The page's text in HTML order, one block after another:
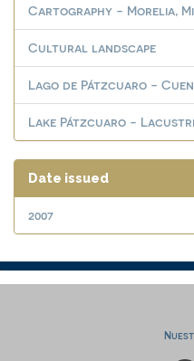
Cartography - Morelia,
Cultural landscape
Lago de Pátzcuaro -
Lake Pátzcuaro -
Date issued
2007